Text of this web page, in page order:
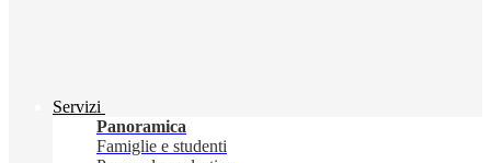
Servizi
Panoramica
Famiglie e studenti